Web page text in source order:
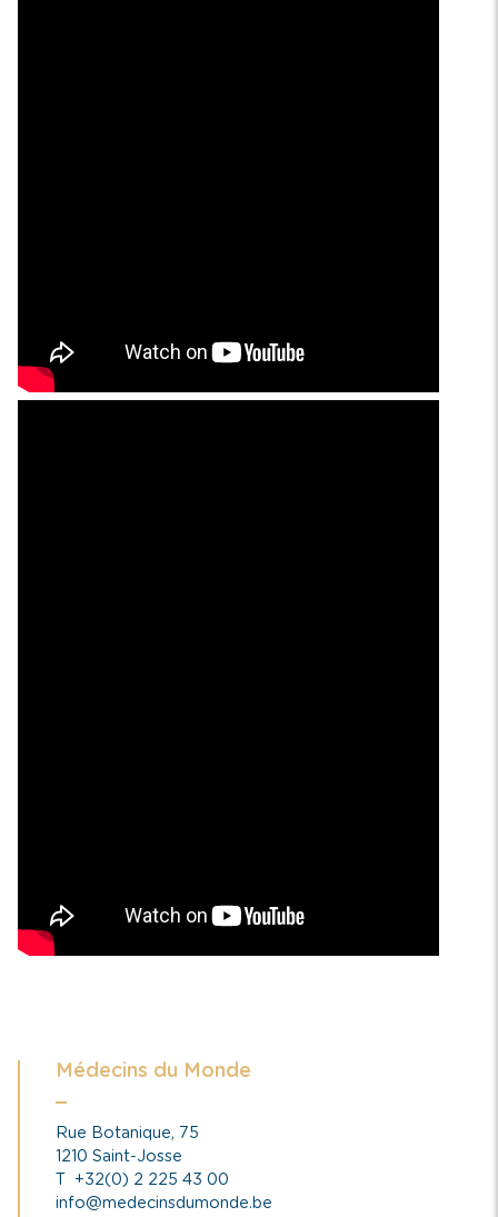
Médecins du Monde
Rue Botanique, 75
1210 Saint-Josse
T
+32(0) 2 225 43 00
info@medecinsdumonde.be